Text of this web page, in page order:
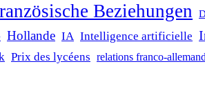
Beziehungen
Hollande IA Intelligence artificielle
Prix des lycéens relations franco-